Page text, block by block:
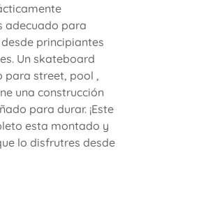
adecuado para
principiantes
Un skateboard
para street, pool ,
una construcción
para durar. ¡Este
esta montado y
lo disfrutres desde